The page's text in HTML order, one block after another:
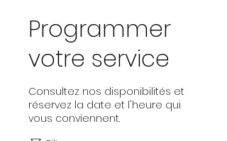
Programmer
votre service
Consultez nos disponibilités et
réservez la date et l'heure qui
vous conviennent.